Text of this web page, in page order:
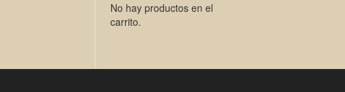
No hay productos en el
carrito.